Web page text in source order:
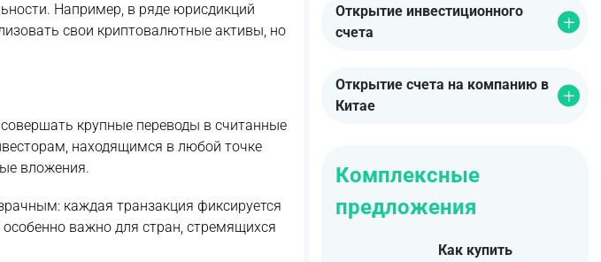
Например, в ряде юрисдикций
свои криптовалютные активы, но
крупные переводы в считанные
находящимся в любой точке
вложения.
каждая транзакция фиксируется
важно для стран, стремящихся
Открытие инвестиционного
счета
Открытие счета на компанию в
Китае
Комплексные
предложения
Как купить